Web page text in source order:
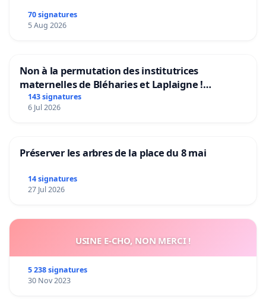
70 signatures
5 Aug 2026
Non à la permutation des institutrices
maternelles de Bléharies et Laplaigne !
Préservons la stabilité de nos enfants.
143 signatures
6 Jul 2026
Préserver les arbres de la place du 8 mai
14 signatures
27 Jul 2026
USINE E-CHO, NON MERCI !
5 238 signatures
30 Nov 2023